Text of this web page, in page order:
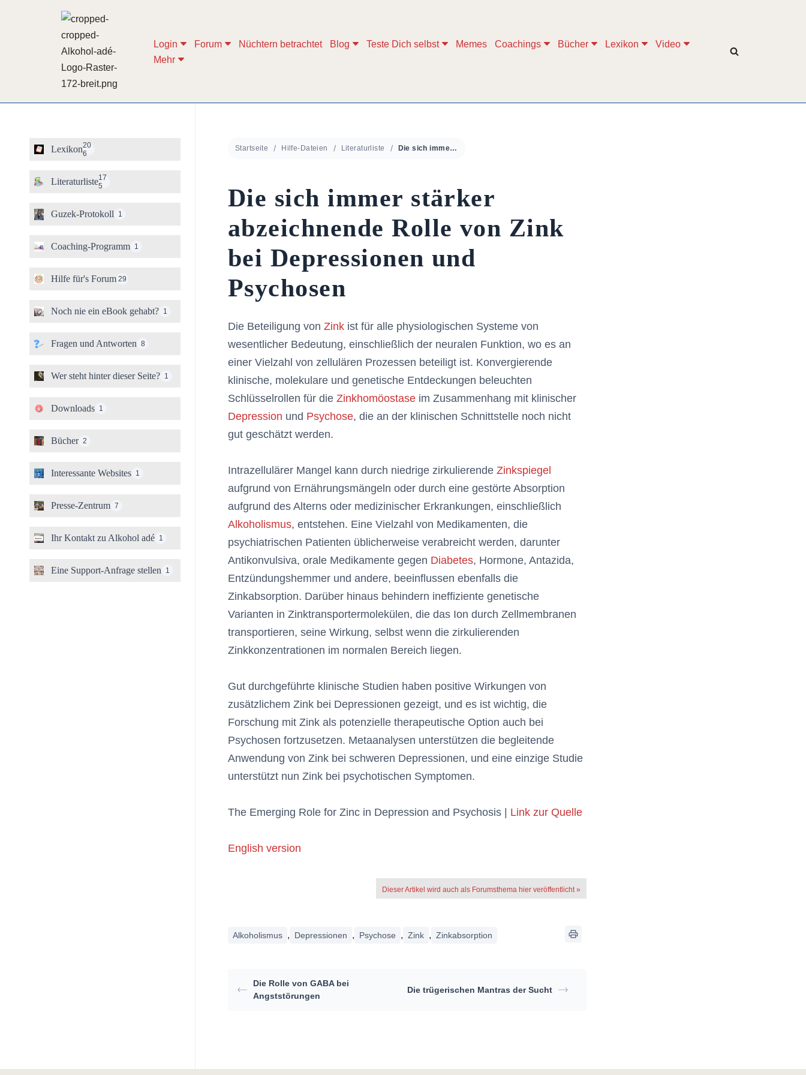
Login Forum Nüchtern betrachtet Blog Teste Dich selbst Memes Coachings Bücher Lexikon
Video
Mehr
Lexikon20
6
Literaturliste17
5
Guzek-Protokoll 1
Coaching-Programm 1
Hilfe für's Forum 29
Noch nie ein eBook gehabt? 1
Fragen und Antworten 8
Wer steht hinter dieser Seite? 1
Downloads 1
Bücher 2
Interessante Websites 1
Presse-Zentrum 7
Ihr Kontakt zu Alkohol adé 1
Eine Support-Anfrage stellen 1
Startseite Hilfe-Dateien Literaturliste Die sich immer stärker abzeichnende Rolle von Zink bei Depressionen und Psychosen
Die sich immer stärker
abzeichnende Rolle von Zink
bei Depressionen und
Psychosen
Die Beteiligung von Zinkist für alle physiologischen Systeme von
wesentlicher Bedeutung, einschließlich der neuralen Funktion, wo es an
einer Vielzahl von zellulären Prozessen beteiligt ist. Konvergierende
klinische, molekulare und genetische Entdeckungen beleuchten
Schlüsselrollen für die Zinkhomöostaseim Zusammenhang mit klinischer
Depression und Psychose, die an der klinischen Schnittstelle noch nicht
gut geschätzt werden.
Intrazellulärer Mangel kann durch niedrige zirkulierende Zinkspiegel
aufgrund von Ernährungsmängeln oder durch eine gestörte Absorption
aufgrund des Alterns oder medizinischer Erkrankungen, einschließlich
Alkoholismus, entstehen. Eine Vielzahl von Medikamenten, die
psychiatrischen Patienten üblicherweise verabreicht werden, darunter
Antikonvulsiva, orale Medikamente gegen Diabetes, Hormone, Antazida,
Entzündungshemmer und andere, beeinflussen ebenfalls die
Zinkabsorption. Darüber hinaus behindern ineffiziente genetische
Varianten in Zinktransportermolekülen, die das Ion durch Zellmembranen
transportieren, seine Wirkung, selbst wenn die zirkulierenden
Zinkkonzentrationen im normalen Bereich liegen.
Gut durchgeführte klinische Studien haben positive Wirkungen von
zusätzlichem Zink bei Depressionen gezeigt, und es ist wichtig, die
Forschung mit Zink als potenzielle therapeutische Option auch bei
Psychosen fortzusetzen. Metaanalysen unterstützen die begleitende
Anwendung von Zink bei schweren Depressionen, und eine einzige Studie
unterstützt nun Zink bei psychotischen Symptomen.
The Emerging Role for Zinc in Depression and Psychosis | Link zur Quelle
English version
Dieser Artikel wird auch als Forumsthema hier veröffentlicht »
Alkoholismus , Depressionen , Psychose , Zink , Zinkabsorption
Die Rolle von GABA bei
Angststörungen
Die trügerischen Mantras der Sucht